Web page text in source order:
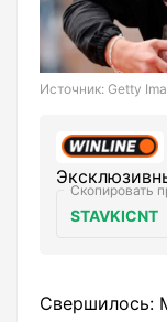
Источник: Getty
STAVKICNT
Свершилось: